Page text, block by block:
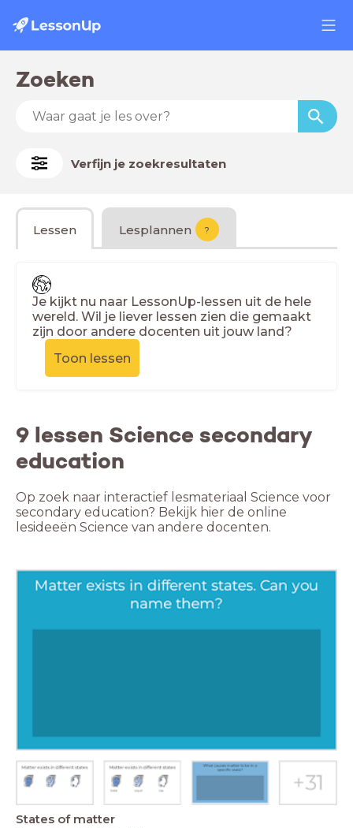
Zoeken
Verfijn je zoekresultaten
Lessen Lesplannen ?
Je kijkt nu naar LessonUp-lessen uit de hele
wereld. Wil je liever lessen zien die gemaakt
zijn door andere docenten uit jouw land?
Toon lessen
9 lessen Science secondary
education
Op zoek naar interactief lesmateriaal Science voor
secondary education? Bekijk hier de online
lesideeën Science van andere docenten.
States of matter